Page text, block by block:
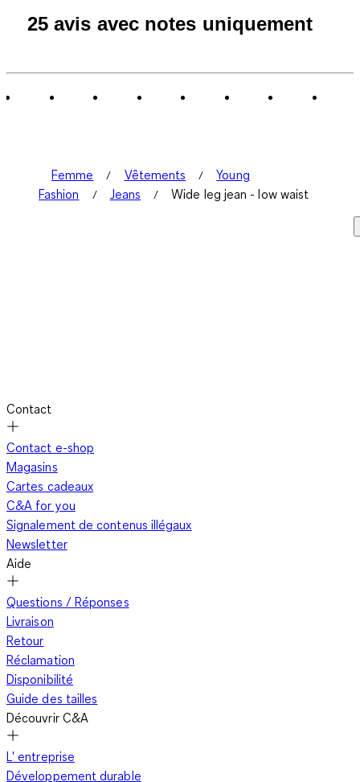
25 avis avec notes uniquement
Femme Vêtements
Young
Fashion
Jeans Wide leg jean - low waist
Contact
Contact e-shop
Magasins
Cartes cadeaux
C&A for you
Signalement de contenus illégaux
Newsletter
Aide
Questions / Réponses
Livraison
Retour
Réclamation
Disponibilité
Guide des tailles
Découvrir C&A
L' entreprise
Développement durable